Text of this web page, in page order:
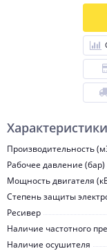
Характеристики
Производительность
Рабочее давление (бар)
Мощность двигателя
Степень защиты
Ресивер
Наличие частотного
Наличие осушителя